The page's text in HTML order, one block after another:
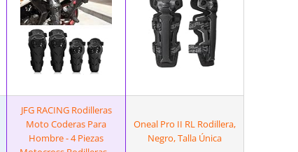
JFG RACING Rodilleras
Moto Coderas Para
Hombre - 4 Piezas
Oneal Pro II RL Rodillera,
Negro, Talla Única